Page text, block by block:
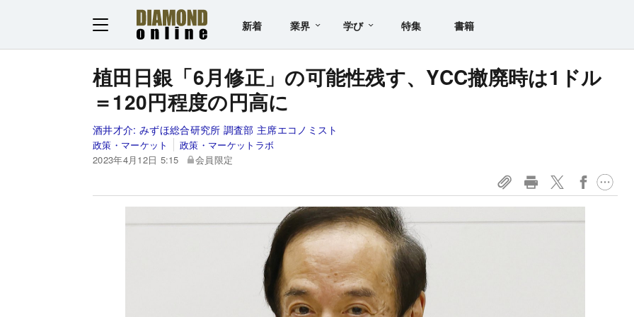
新着 業界 学び 特集 書籍
植田日銀「6月修正」の可能性残す、YCC撤廃時は1ドル
＝120円程度の円高に
酒井才介: みずほ総合研究所 調査部 主席エコノミスト
政策・マーケット
政策・マーケットラボ
2023年4月12日 5:15
会員限定